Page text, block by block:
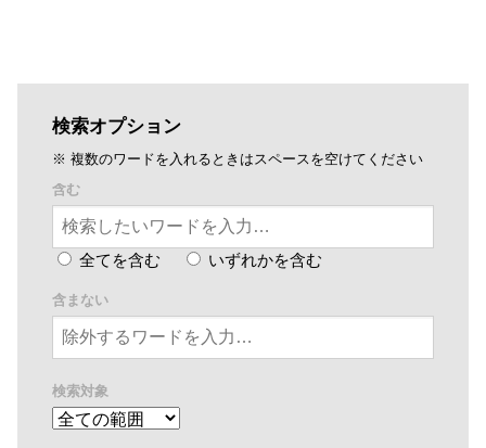
検索オプション
※ 複数のワードを入れるときはスペースを空けてください
含む
全てを含む いずれかを含む
含まない
検索対象